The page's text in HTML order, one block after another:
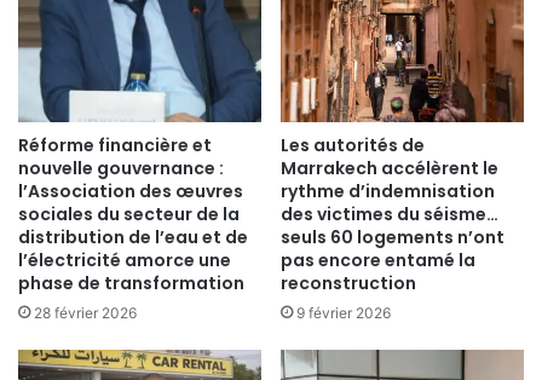
Réforme financière et
nouvelle gouvernance :
l’Association des œuvres
sociales du secteur de la
distribution de l’eau et de
l’électricité amorce une
phase de transformation
28 février 2026
Les autorités de
Marrakech accélèrent le
rythme d’indemnisation
des victimes du séisme…
seuls 60 logements n’ont
pas encore entamé la
reconstruction
9 février 2026